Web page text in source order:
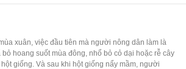
xuân, việc đầu tiên mà người nông dân làm là
hoang suốt mùa đông, nhổ bỏ cỏ dại hoặc rễ cây
giống. Và sau khi hột giống nẩy mầm, người